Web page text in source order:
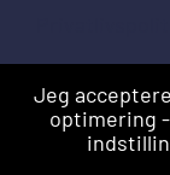
Jeg
optimering